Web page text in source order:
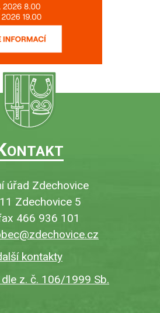
ONTAKT
úřad Zdechovice
Zdechovice 5
466 936 101
kontakty
z. č. 106/1999 Sb.